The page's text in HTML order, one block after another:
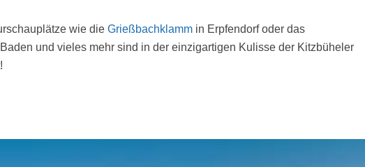
wie die Grießbachklamm in Erpfendorf oder das
und vieles mehr sind in der einzigartigen Kulisse der Kitzbüheler